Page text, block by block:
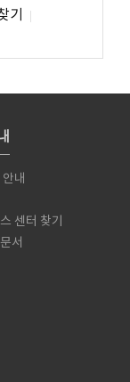
기
내
센터 찾기
서